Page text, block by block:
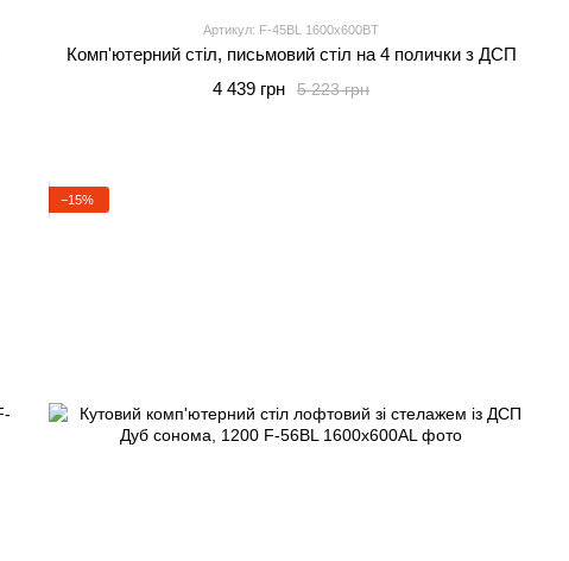
Артикул: F-45BL 1600x600BT
Комп'ютерний стіл, письмовий стіл на 4 полички з ДСП
5 223 грн
4 439 грн
−15%